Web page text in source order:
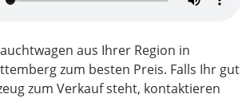
aus Ihrer Region in
zum besten Preis. Falls Ihr gut
zum Verkauf steht, kontaktieren